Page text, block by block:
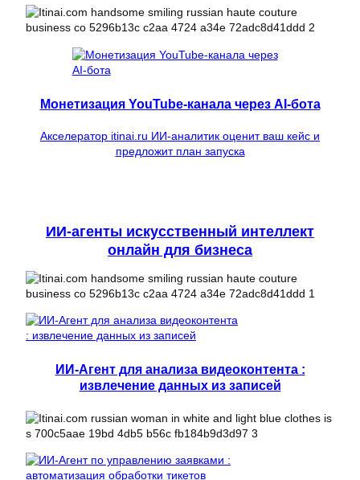
Монетизация YouTube-канала через AI-бота
Акселератор itinai.ru ИИ-аналитик оценит ваш кейс и
предложит план запуска
ИИ-агенты искусственный интеллект
онлайн для бизнеса
ИИ-Агент для анализа видеоконтента :
извлечение данных из записей